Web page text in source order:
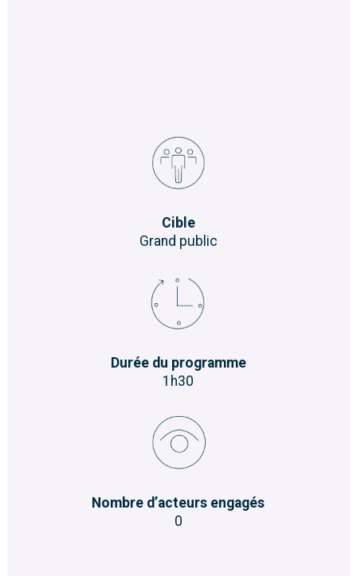
Cible
Grand public
Durée du programme
1h30
Nombre d’acteurs engagés
0